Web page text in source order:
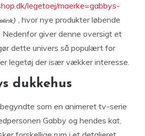
legetoej/maerke=gabbys-
, hvor nye produkter løbende
giver denne oversigt et
dette univers så populært for
legetøj der især vækker interesse.
dukkehus
som en animeret tv-serie
Gabby og hendes kat,